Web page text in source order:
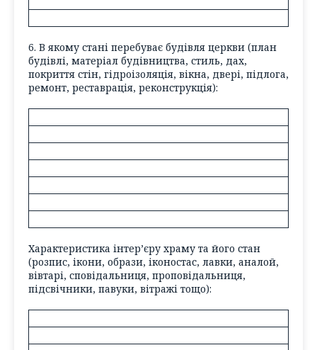
6. В якому стані перебуває будівля церкви (план
будівлі, матеріал будівництва, стиль, дах,
покриття стін, гідроізоляція, вікна, двері, підлога,
ремонт, реставрація, реконструкція):
Характеристика інтер’єру храму та його стан
(розпис, ікони, образи, іконостас, лавки, аналой,
вівтарі, сповідальниця, проповідальниця,
підсвічники, павуки, вітражі тощо):